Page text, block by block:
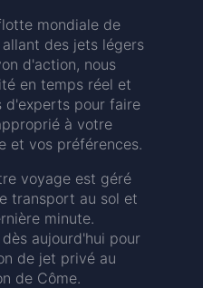
mondiale de
des jets légers
d'action, nous
en temps réel et
d'experts pour faire
à votre
et vos préférences.
voyage est géré
transport au sol et
minute.
aujourd'hui pour
de jet privé au
de Côme.